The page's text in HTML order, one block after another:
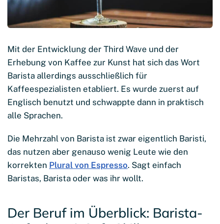
Mit der Entwicklung der Third Wave und der
Erhebung von Kaffee zur Kunst hat sich das Wort
Barista allerdings ausschließlich für
Kaffeespezialisten etabliert. Es wurde zuerst auf
Englisch benutzt und schwappte dann in praktisch
alle Sprachen.
Die Mehrzahl von Barista ist zwar eigentlich Baristi,
das nutzen aber genauso wenig Leute wie den
korrekten Plural von Espresso. Sagt einfach
Baristas, Barista oder was ihr wollt.
Der Beruf im Überblick: Barista-